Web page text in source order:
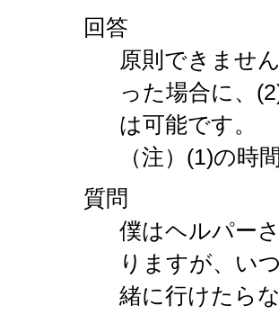
回答
原則できませ
った場合に、
は可能です。
（注）(1)の時
質問
僕はヘルパー
りますが、い
緒に行けたら